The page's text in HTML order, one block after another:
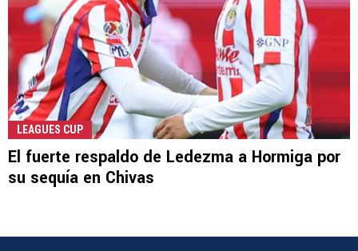
LEAGUES CUP
El fuerte respaldo de Ledezma a Hormiga por
su sequía en Chivas